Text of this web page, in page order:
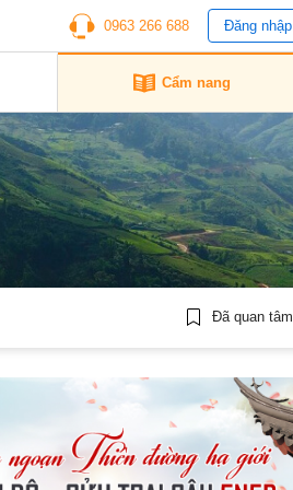
0963 266 688 Đăng nhập
Cẩm nang
Đã quan tâm